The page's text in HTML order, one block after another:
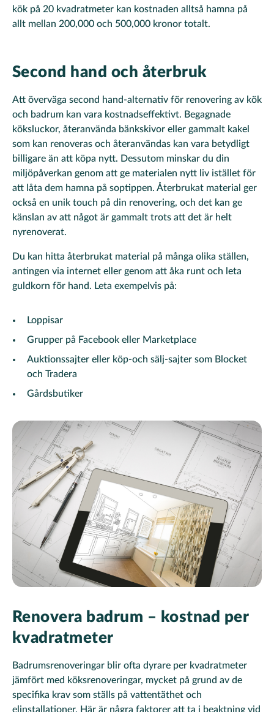
kök på 20 kvadratmeter kan kostnaden alltså hamna på
allt mellan 200,000 och 500,000 kronor totalt.
Second hand och återbruk
Att överväga second hand-alternativ för renovering av kök
och badrum kan vara kostnadseffektivt. Begagnade
köksluckor, återanvända bänkskivor eller gammalt kakel
som kan renoveras och återanvändas kan vara betydligt
billigare än att köpa nytt. Dessutom minskar du din
miljöpåverkan genom att ge materialen nytt liv istället för
att låta dem hamna på soptippen. Återbrukat material ger
också en unik touch på din renovering, och det kan ge
känslan av att något är gammalt trots att det är helt
nyrenoverat.
Du kan hitta återbrukat material på många olika ställen,
antingen via internet eller genom att åka runt och leta
guldkorn för hand. Leta exempelvis på:
Loppisar
Grupper på Facebook eller Marketplace
Auktionssajter eller köp-och sälj-sajter som Blocket
och Tradera
Gårdsbutiker
Renovera badrum – kostnad per
kvadratmeter
Badrumsrenoveringar blir ofta dyrare per kvadratmeter
jämfört med köksrenoveringar, mycket på grund av de
specifika krav som ställs på vattentäthet och
elinstallationer. Här är några faktorer att ta i beaktning vid